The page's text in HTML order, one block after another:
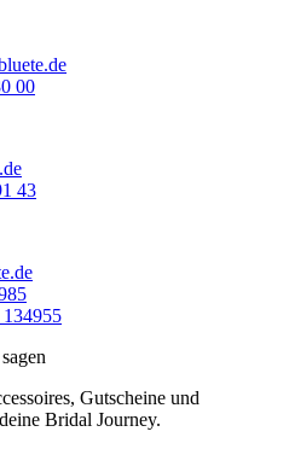
00
43
Gutscheine und
Bridal Journey.